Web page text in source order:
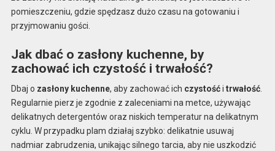
pomieszczeniu, gdzie spędzasz dużo czasu na gotowaniu i
przyjmowaniu gości.
Jak dbać o zasłony kuchenne, by
zachować ich czystość i trwałość?
Dbaj o zasłony kuchenne, aby zachować ich czystośći trwałość.
Regularnie pierz je zgodnie z zaleceniami na metce, używając
delikatnych detergentów oraz niskich temperatur na delikatnym
cyklu. W przypadku plam działaj szybko: delikatnie usuwaj
nadmiar zabrudzenia, unikając silnego tarcia, aby nie uszkodzić